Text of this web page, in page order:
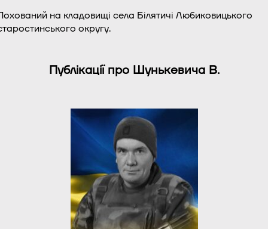
на кладовищі села Білятичі Любиковицького
округу.
Публікації про Шунькевича В.